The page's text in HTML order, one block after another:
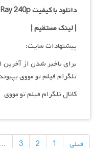
دانلود با کیفیت BluRay 240p ریلیز F2M
| لینک مستقیم|
پیشنهادات سایت:
برای باخبر شدن از آخرین
تلگرام فیلم تو مووی
کانال تلگرام فیلم تو مووی
راهبری
قبلی 1
2
3
…